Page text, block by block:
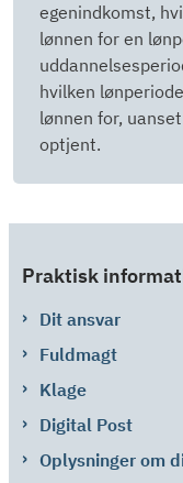
egenindkomst,
lønnen for en
hvilken
lønnen for,
optjent.
Praktisk
Dit ansvar
Fuldmagt
Klage
Digital Post
Oplysninger om